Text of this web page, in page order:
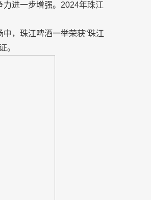
进一步增强。2024年珠江
，珠江啤酒一举荣获“珠江
。